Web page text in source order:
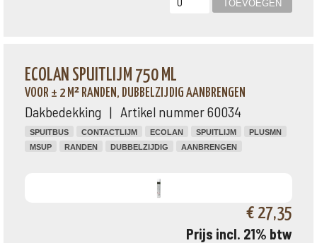
ECOLAN SPUITLIJM 750 ML
VOOR ± 2 M² RANDEN, DUBBELZIJDIG AANBRENGEN
Dakbedekking | Artikel nummer 60034
SPUITBUS CONTACTLIJM ECOLAN SPUITLIJM
PLUSMN
MSUP
RANDEN DUBBELZIJDIG AANBRENGEN
€ 27,35
Prijs incl. 21% btw